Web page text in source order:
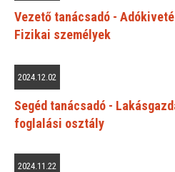
Vezető tanácsadó -
Fizikai személyek
2024.12.02
Segéd tanácsadó -
foglalási osztály
2024.11.22